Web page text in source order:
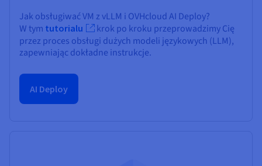
Jak obsługiwać VM z vLLM i OVHcloud AI Deploy?
W tym tutorialu
krok po kroku przeprowadzimy Cię
przez proces obsługi dużych modeli językowych (LLM),
zapewniając dokładne instrukcje.
AI Deploy